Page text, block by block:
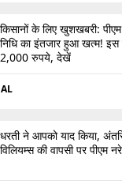
किसानों के लिए खुशखबरी:
निधि का इंतजार हुआ खत्म!
2,000 रुपये, देखें
धरती ने आपको याद किया,
विलियम्स की वापसी पर पीएम